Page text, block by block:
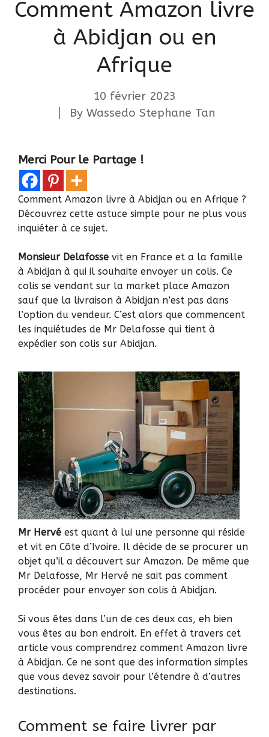
Comment Amazon livre
à Abidjan ou en
Afrique
10 février 2023
By Wassedo Stephane Tan
Merci Pour le Partage !
Comment Amazon livre à Abidjan ou en Afrique ?
Découvrez cette astuce simple pour ne plus vous
inquiéter à ce sujet.
Monsieur Delafosse vit en France et a la famille
à Abidjan à qui il souhaite envoyer un colis. Ce
colis se vendant sur la market place Amazon
sauf que la livraison à Abidjan n’est pas dans
l’option du vendeur. C’est alors que commencent
les inquiétudes de Mr Delafosse qui tient à
expédier son colis sur Abidjan.
Mr Hervé est quant à lui une personne qui réside
et vit en Côte d’Ivoire. Il décide de se procurer un
objet qu’il a découvert sur Amazon. De même que
Mr Delafosse, Mr Hervé ne sait pas comment
procéder pour envoyer son colis à Abidjan.
Si vous êtes dans l’un de ces deux cas, eh bien
vous êtes au bon endroit. En effet à travers cet
article vous comprendrez comment Amazon livre
à Abidjan. Ce ne sont que des information simples
que vous devez savoir pour l’étendre à d’autres
destinations.
Comment se faire livrer par